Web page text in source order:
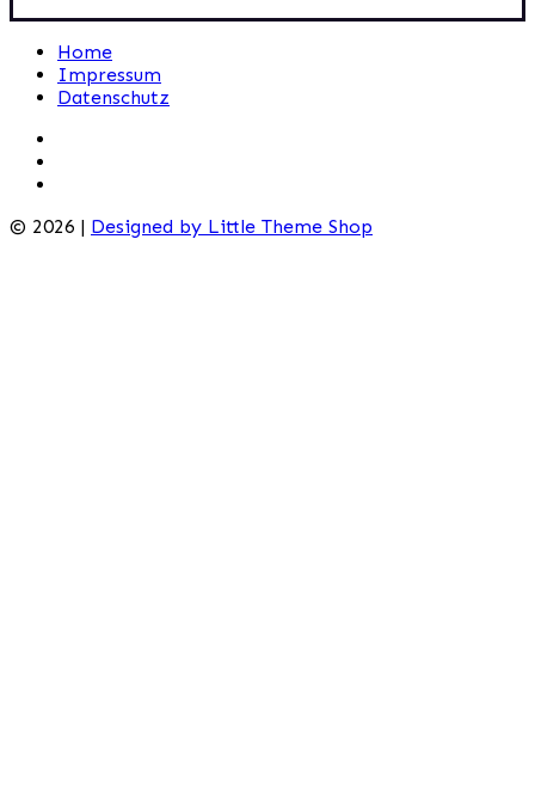
Home
Impressum
Datenschutz
© 2026 | Designed by Little Theme Shop